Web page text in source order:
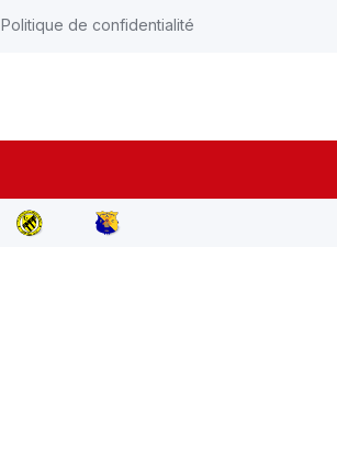
Politique de confidentialité